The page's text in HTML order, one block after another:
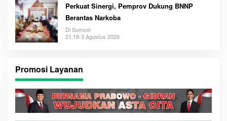
Perkuat Sinergi, Pemprov Dukung BNNP
Berantas Narkoba
Di Sumsel
21:18-3 Agustus 2026
Promosi Layanan